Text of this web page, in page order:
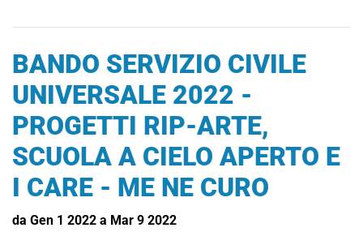
BANDO SERVIZIO CIVILE
UNIVERSALE 2022 -
PROGETTI RIP-ARTE,
SCUOLA A CIELO APERTO E
I CARE - ME NE CURO
da Gen 1 2022 a Mar 9 2022